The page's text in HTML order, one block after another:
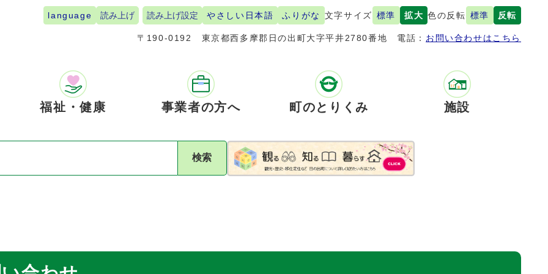
language 読み上げ 読み上げ設定 やさしい日本語 ふりがな 文字サイズ 標準 拡大 色の反転 標準 反転
〒190-0192 東京都西多摩郡日の出町大字平井2780番地 電話： お問い合わせはこちら
福祉・健康 事業者の方へ 町のとりくみ 施設
検索